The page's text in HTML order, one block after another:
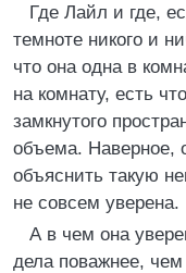
Где Лайл и где,
темноте никого и
что она одна в
на комнату, есть
замкнутого
объема. Наверное,
объяснить такую
не совсем уверена.
А в чем она
дела поважнее,